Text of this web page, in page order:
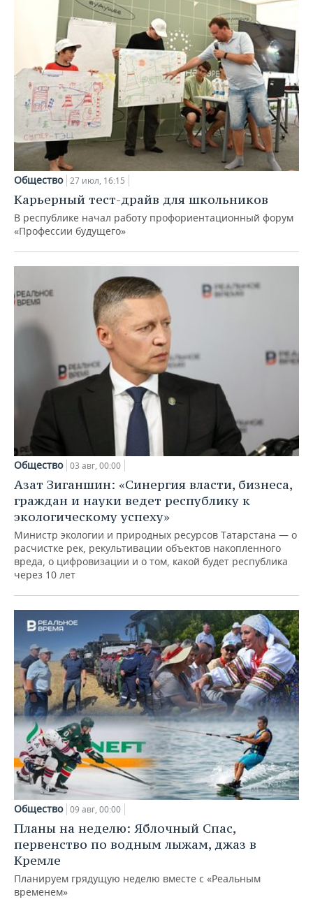
Общество 27 июл, 16:15
Карьерный тест-драйв для школьников
В республике начал работу профориентационный форум
«Профессии будущего»
Общество 03 авг, 00:00
Азат Зиганшин: «Синергия власти, бизнеса,
граждан и науки ведет республику к
экологическому успеху»
Министр экологии и природных ресурсов Татарстана — о
расчистке рек, рекультивации объектов накопленного
вреда, о цифровизации и о том, какой будет республика
через 10 лет
Общество 09 авг, 00:00
Планы на неделю: Яблочный Спас,
первенство по водным лыжам, джаз в
Кремле
Планируем грядущую неделю вместе с «Реальным
временем»